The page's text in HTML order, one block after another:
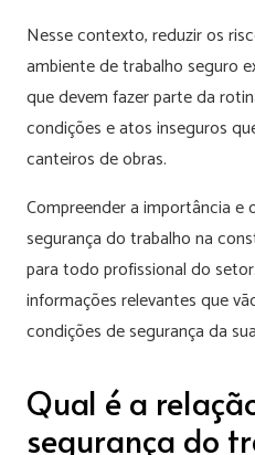
Nesse contexto, reduzir os
ambiente de trabalho seguro
que devem fazer parte da
condições e atos inseguros
canteiros de obras.
Compreender a importância e
segurança do trabalho na
para todo profissional do
informações relevantes que
condições de segurança da
Qual é a
segurança do